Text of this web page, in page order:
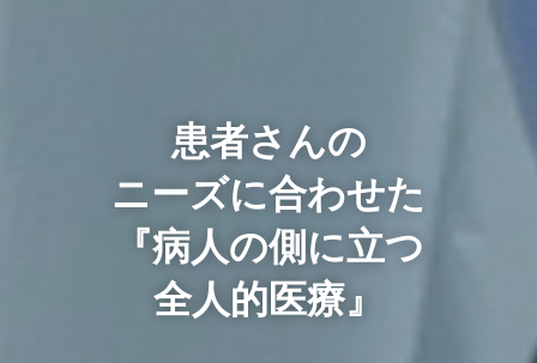
患者さんの
ニーズに合わせた
『病人の側に立つ
全人的医療』